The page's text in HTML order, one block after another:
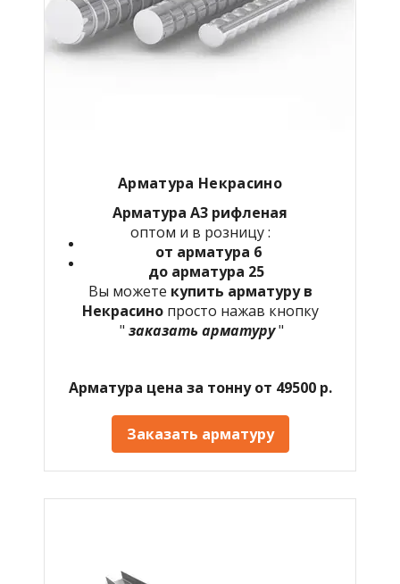
Арматура Некрасино
Арматура А3 рифленая
оптом и в розницу :
от арматура 6
до арматура 25
Вы можете купить арматуру в
Некрасино просто нажав кнопку
" заказать арматуру"
Арматура цена за тонну от 49500 р.
Заказать арматуру